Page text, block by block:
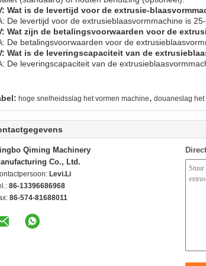
Wat is de levertijd voor de extrusie-
De levertijd voor de extrusieblaasvormmachine is
Wat zijn de betalingsvoorwaarden voor de
De betalingsvoorwaarden voor de
Wat is de leveringscapaciteit van de
De leveringscapaciteit van de
hoge snelheidsslag het vormen machine, douaneslag het
Qiming Machinery
Co., Ltd.
Levi.Li
86-13396686968
86-574-81688011